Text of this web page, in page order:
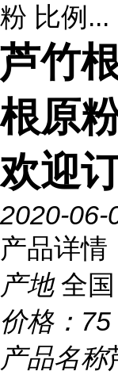
粉 比例...
芦竹
根原
欢迎
2020-06-
产品详情
产地 全国
价格： 75
产品名称